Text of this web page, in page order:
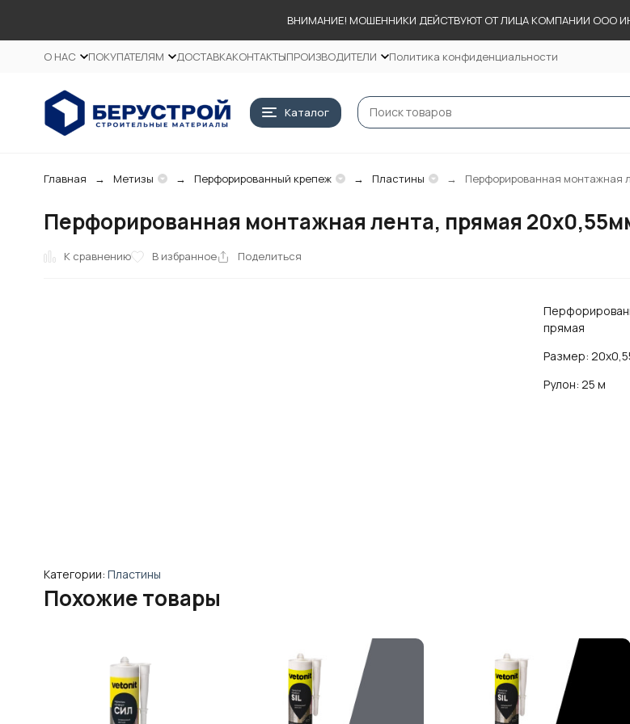
ВНИМАНИЕ! МОШЕННИКИ ДЕЙСТВУЮТ ОТ ЛИЦА КОМПАНИИ ООО
О НАС ПОКУПАТЕЛЯМ ДОСТАВКАКОНТАКТЫПРОИЗВОДИТЕЛИ Политика конфиденциальности
Каталог
Главная Метизы Перфорированный крепеж Пластины Перфорированная монтажная
Перфорированная монтажная лента, прямая
К сравнению В избранное Поделиться
прямая
Размер:
Рулон: 25 м
Категории: Пластины
Похожие товары